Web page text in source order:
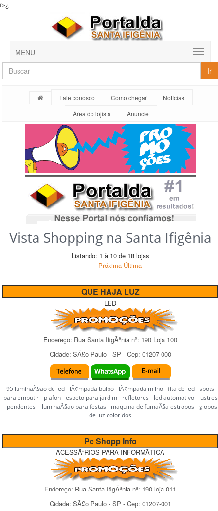
ï»¿
MENU
Ir
Fale conosco Como chegar
Notícias
Área do lojista
Anuncie
Vista Shopping na Santa Ifigênia
Listando: 1 à 10 de 18 lojas
Próxima Última
QUE HAJA LUZ
LED
Endereço: Rua Santa IfigÃªnia nº: 190 Loja 100
Cidade: SÃ£o Paulo- SP - Cep: 01207-000
95iluminaÃ§ao de led - lÃ¢mpada bulbo - lÃ¢mpada milho - fita de led - spots
para embutir - plafon - espeto para jardim - refletores - led automotivo - lustres
- pendentes - iluminaÃ§ao para festas - maquina de fumaÃ§a estrobos - globos
de luz coloridos
Pc Shopp Info
ACESSÃ“RIOS PARA INFORMÃTICA
Endereço: Rua Santa IfigÃªnia nº: 190 loja 011
Cidade: SÃ£o Paulo- SP - Cep: 01207-001